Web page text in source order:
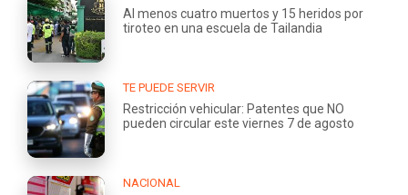
Al menos cuatro muertos y 15 heridos por
tiroteo en una escuela de Tailandia
TE PUEDE SERVIR
Restricción vehicular: Patentes que NO
pueden circular este viernes 7 de agosto
NACIONAL